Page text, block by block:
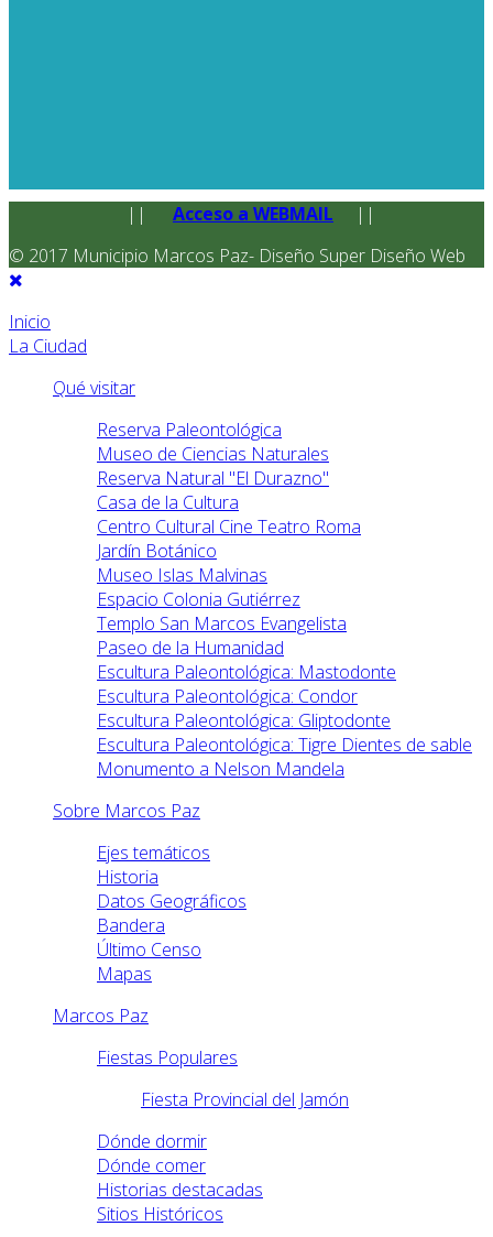
|| Acceso a WEBMAIL
||
© 2017 Municipio Marcos Paz- Diseño Super Diseño Web
Inicio
La Ciudad
Qué visitar
Reserva Paleontológica
Museo de Ciencias Naturales
Reserva Natural "El Durazno"
Casa de la Cultura
Centro Cultural Cine Teatro Roma
Jardín Botánico
Museo Islas Malvinas
Espacio Colonia Gutiérrez
Templo San Marcos Evangelista
Paseo de la Humanidad
Escultura Paleontológica: Mastodonte
Escultura Paleontológica: Condor
Escultura Paleontológica: Gliptodonte
Escultura Paleontológica: Tigre Dientes de sable
Monumento a Nelson Mandela
Sobre Marcos Paz
Ejes temáticos
Historia
Datos Geográficos
Bandera
Último Censo
Mapas
Marcos Paz
Fiestas Populares
Fiesta Provincial del Jamón
Dónde dormir
Dónde comer
Historias destacadas
Sitios Históricos